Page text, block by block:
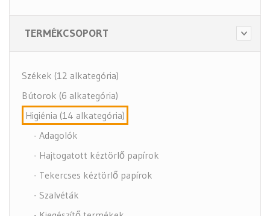
TERMÉKCSOPORT
Székek (12 alkategória)
Bútorok (6 alkategória)
Higiénia (14 alkategória)
- Adagolók
- Hajtogatott kéztörlő papírok
- Tekercses kéztörlő papírok
- Szalvéták